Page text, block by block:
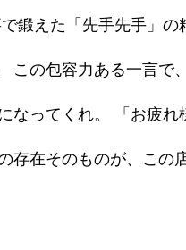
鍛えた「先手先手」
の包容力ある一言で
なってくれ。 「お疲
在そのものが、この